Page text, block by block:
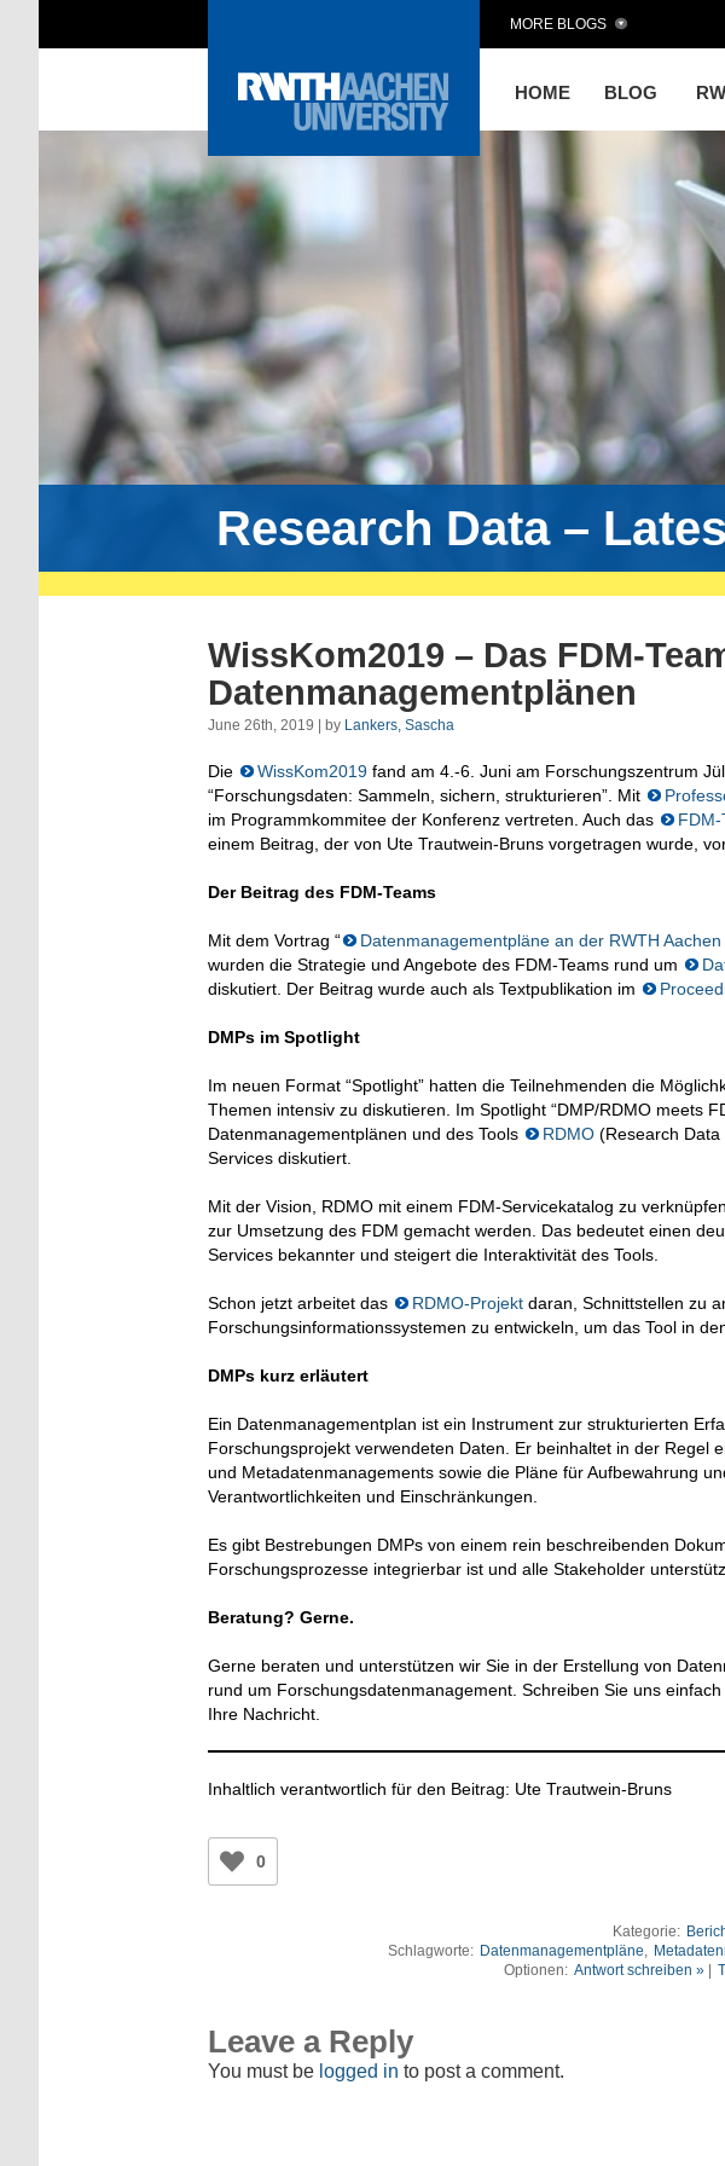
HOME BLOG
MORE BLOGS
Research Data –
WissKom2019 – Das FDM-
Datenmanagementplänen
June 26th, 2019 | by Lankers, Sascha
Die WissKom2019 fand am 4.-6. Juni am Forschungszentrum
“Forschungsdaten: Sammeln, sichern, strukturieren”. Mit
im Programmkommitee der Konferenz vertreten. Auch das
FDM-
einem Beitrag, der von Ute Trautwein-Bruns vorgetragen wurde,
Der Beitrag des FDM-Teams
Mit dem Vortrag “ Datenmanagementpläne an der RWTH
wurden die Strategie und Angebote des FDM-Teams rund um
diskutiert. Der Beitrag wurde auch als Textpublikation im
DMPs im Spotlight
Im neuen Format “Spotlight” hatten die Teilnehmenden die
Themen intensiv zu diskutieren. Im Spotlight “DMP/RDMO meets
Datenmanagementplänen und des Tools
RDMO (Research
Services diskutiert.
Mit der Vision, RDMO mit einem FDM-Servicekatalog zu
zur Umsetzung des FDM gemacht werden. Das bedeutet einen
Services bekannter und steigert die Interaktivität des Tools.
Schon jetzt arbeitet das RDMO-Projekt daran, Schnittstellen zu
Forschungsinformationssystemen zu entwickeln, um das Tool in
DMPs kurz erläutert
Ein Datenmanagementplan ist ein Instrument zur strukturierten
Forschungsprojekt verwendeten Daten. Er beinhaltet in der Regel
und Metadatenmanagements sowie die Pläne für Aufbewahrung
Verantwortlichkeiten und Einschränkungen.
Es gibt Bestrebungen DMPs von einem rein beschreibenden
Forschungsprozesse integrierbar ist und alle Stakeholder
Beratung? Gerne.
Gerne beraten und unterstützen wir Sie in der Erstellung von
rund um Forschungsdatenmanagement. Schreiben Sie uns
Ihre Nachricht.
Inhaltlich verantwortlich für den Beitrag: Ute Trautwein-Bruns
0
Kategorie:
Schlagworte: Datenmanagementpläne
Optionen: Antwort schreiben »|
Leave a Reply
You must be logged in to post a comment.